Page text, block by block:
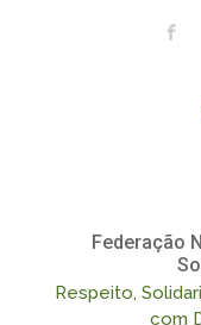
Skip to main content
Federação
Respeito,
com